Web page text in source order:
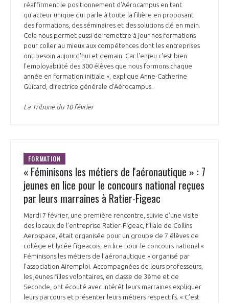
réaffirment le positionnement d'Aérocampus en tant
qu'acteur unique qui parle à toute la filière en proposant
des formations, des séminaires et des solutions clé en main.
Cela nous permet aussi de remettre à jour nos formations
pour coller au mieux aux compétences dont les entreprises
ont besoin aujourd'hui et demain. Car l'enjeu c'est bien
l'employabilité des 300 élèves que nous formons chaque
année en formation initiale », explique Anne-Catherine
Guitard, directrice générale d’Aérocampus.
La Tribune du 10 février
FORMATION
« Féminisons les métiers de l'aéronautique » : 7
jeunes en lice pour le concours national reçues
par leurs marraines à Ratier-Figeac
Mardi 7 février, une première rencontre, suivie d’une visite
des locaux de l’entreprise Ratier-Figeac, filiale de Collins
Aerospace, était organisée pour un groupe de 7 élèves de
collège et lycée figeacois, en lice pour le concours national «
Féminisons les métiers de l’aéronautique » organisé par
l’association Airemploi. Accompagnées de leurs professeurs,
les jeunes filles volontaires, en classe de 3ème et de
Seconde, ont écouté avec intérêt leurs marraines expliquer
leurs parcours et présenter leurs métiers respectifs. « C’est